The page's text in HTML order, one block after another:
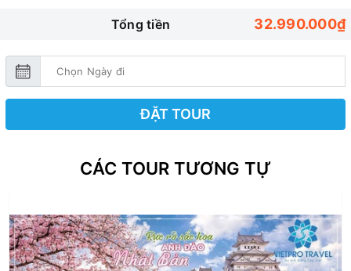
Tổng tiền 32.990.000₫
ĐẶT TOUR
CÁC TOUR TƯƠNG TỰ